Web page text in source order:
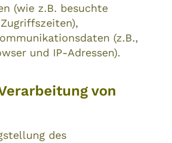
(wie z.B. besuchte
(z.B.,
und IP-Adressen).
von
des